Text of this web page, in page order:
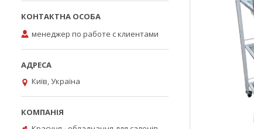
менеджер по работе с клиентами
Київ, Україна